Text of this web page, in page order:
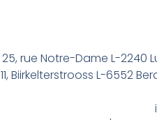
25, rue Notre-Dame L-2240
11, Biirkelterstrooss L-6552